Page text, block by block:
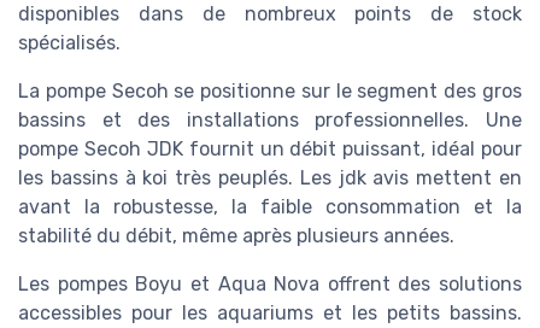
disponibles dans de nombreux points de stock
spécialisés.
La pompe Secoh se positionne sur le segment des gros
bassins et des installations professionnelles. Une
pompe Secoh JDK fournit un débit puissant, idéal pour
les bassins à koi très peuplés. Les jdk avis mettent en
avant la robustesse, la faible consommation et la
stabilité du débit, même après plusieurs années.
Les pompes Boyu et Aqua Nova offrent des solutions
accessibles pour les aquariums et les petits bassins.